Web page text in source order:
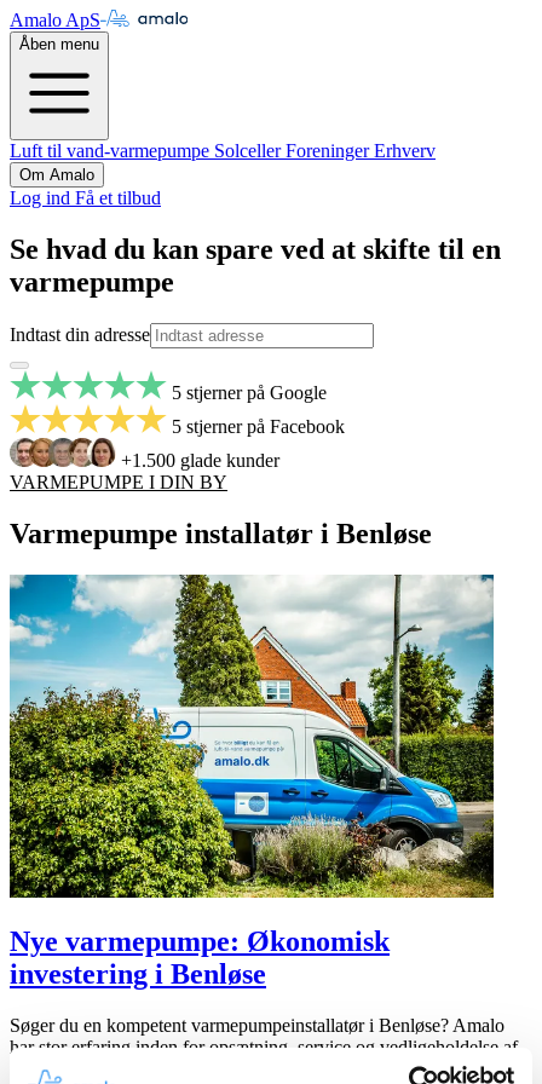
Amalo ApS
Åben menu
Luft til vand-varmepumpe SolcellerForeningerErhverv
Om Amalo
Log ind Få et tilbud
Se hvad du kan spare ved at skifte til en
varmepumpe
Indtast din adresse
5 stjerner på Google
5 stjerner på Facebook
+1.500 glade kunder
VARMEPUMPE I DIN BY
Varmepumpe installatør i Benløse
Nye varmepumpe: Økonomisk
investering i Benløse
Søger du en kompetent varmepumpeinstallatør i Benløse? Amalo
har stor erfaring inden for opsætning, service og vedligeholdelse af
varmepumper. Vi kan vejlede dig til den rette, grønne varmeløsning